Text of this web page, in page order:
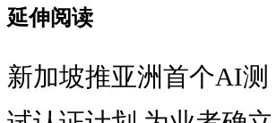
延伸阅读
新加坡推亚洲首个AI测